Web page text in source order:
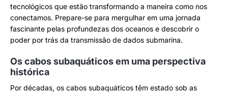
tecnológicos que estão transformando a maneira como nos
conectamos. Prepare-se para mergulhar em uma jornada
fascinante pelas profundezas dos oceanos e descobrir o
poder por trás da transmissão de dados submarina.
Os cabos subaquáticos em uma perspectiva
histórica
Por décadas, os cabos subaquáticos têm estado sob as